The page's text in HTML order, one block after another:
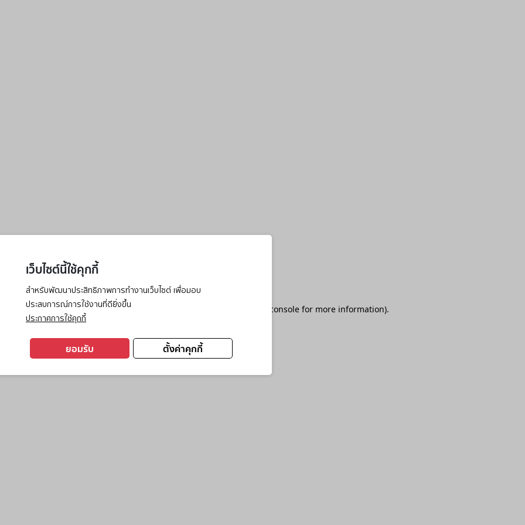
เว็บไซต์นี้ใช้คุกกี้
สำหรับพัฒนาประสิทธิภาพการทำงานเว็บไซต์ เพื่อมอบ
ประสบการณ์การใช้งานที่ดียิ่งขึ้น
ประกาศการใช้คุกกี้
ตั้งค่าคุกกี้
ยอมรับ
has occurred while loading browser console for more information).